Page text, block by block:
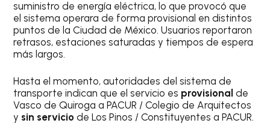
suministro de energía eléctrica, lo que provocó que
el sistema operara de forma provisional en distintos
puntos de la Ciudad de México. Usuarios reportaron
retrasos, estaciones saturadas y tiempos de espera
más largos.
Hasta el momento, autoridades del sistema de
transporte indican que el servicio es provisional de
Vasco de Quiroga a PACUR / Colegio de Arquitectos
y sin servicio de Los Pinos / Constituyentes a PACUR.